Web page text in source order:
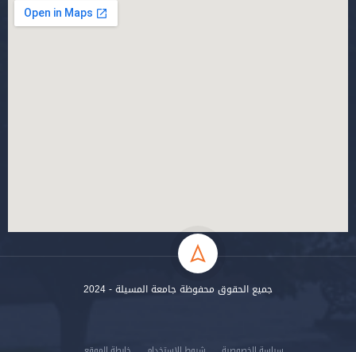
جميع الحقوق محفوظة جامعة المسيلة - 2024